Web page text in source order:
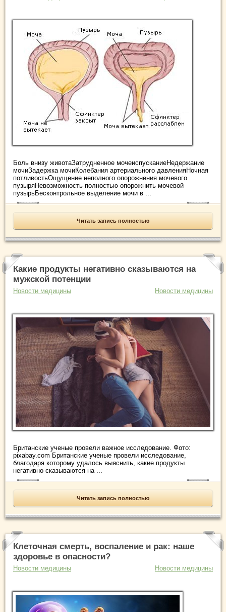
Боль внизу животаЗатрудненное мочеиспусканиеНедержание
мочиЗадержка мочиКолебания артериального давленияНочная
потливостьОщущение неполного опорожнения мочевого
пузыряНевозможность полностью опорожнить мочевой
пузырьБесконтрольное выделение мочи в ...
Читать запись полностью
Какие продукты негативно сказываются на
мужской потенции
Новости медицины Новости медицины
Британские ученые провели важное исследование. Фото:
pixabay.com Британские ученые провели исследование,
благодаря которому удалось выяснить, какие продукты
негативно сказываются на ...
Читать запись полностью
Клеточная смерть, воспаление и рак: наше
здоровье в опасности?
Новости медицины Новости медицины